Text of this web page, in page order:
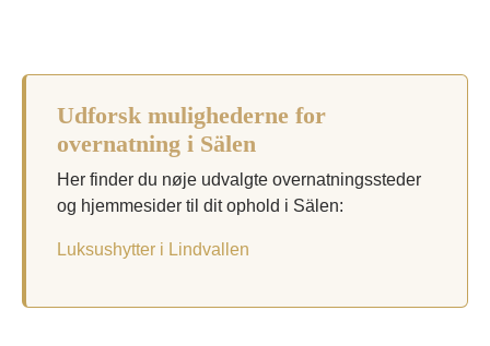
Udforsk mulighederne for
overnatning i Sälen
Her finder du nøje udvalgte overnatningssteder
og hjemmesider til dit ophold i Sälen:
Luksushytter i Lindvallen